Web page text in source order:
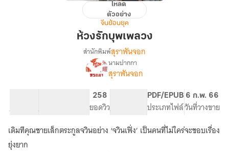
โหลด
ตัวอย่าง
จีนย้อนยุค
ห้วงรักบุพเพลวง
เรื่อง
ห้วง
สำนักพิมพ์สุราพันจอก
นามปากกา
สุราพันจอก
จำนวนคำ จำนวนหน้า (A5)
258
ยอดวิวระดับเนื้อหา
PDF/EPUB
ประเภทไฟล์
6 ก.พ. 66
วันที่วางขาย
เดิมทีคุณชายเล็กตระกูลจวินอย่าง ‘จวินเฟิ่ง’ เป็นคนที่ไม่ใคร่จะชอบเรื่อง
ยุ่งยาก